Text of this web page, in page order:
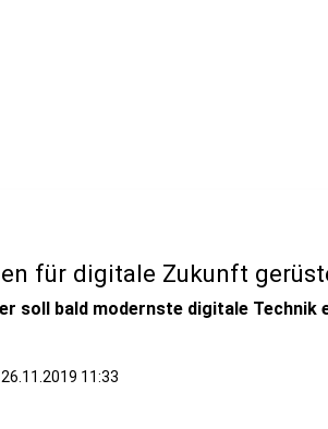
für digitale Zukunft
soll bald modernste digitale Technik
11:33